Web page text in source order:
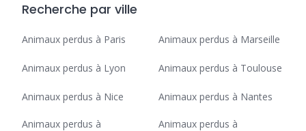
Recherche par ville
Animaux perdus à Paris Animaux perdus à Marseille
Animaux perdus à Lyon Animaux perdus à Toulouse
Animaux perdus à Nice Animaux perdus à Nantes
Animaux perdus à
Animaux perdus à